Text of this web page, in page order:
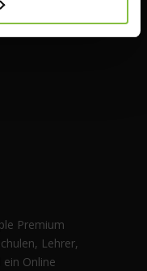
Premium
Lehrer,
Online